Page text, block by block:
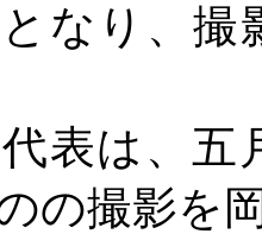
なり、撮
表は、
の撮影を